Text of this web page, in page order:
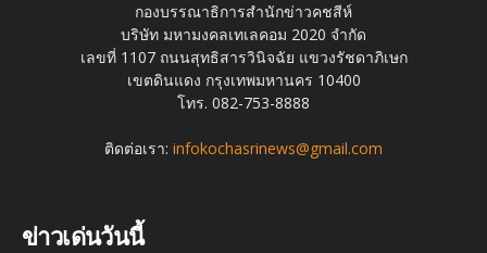
กองบรรณาธิการสำนักข่าวคชสีห์
บริษัท มหามงคลเทเลคอม 2020 จำกัด
เลขที่ 1107 ถนนสุทธิสารวินิจฉัย แขวงรัชดาภิเษก
เขตดินแดง กรุงเทพมหานคร 10400
โทร. 082-753-8888
ติดต่อเรา: infokochasrinews@gmail.com
ข่าวเด่นวันนี้